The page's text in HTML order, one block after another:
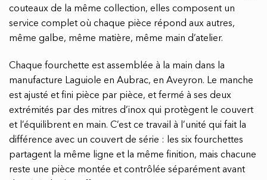
couteaux de la même collection, elles composent un
service complet où chaque pièce répond aux autres,
même galbe, même matière, même main d’atelier.
Chaque fourchette est assemblée à la main dans la
manufacture Laguiole en Aubrac, en Aveyron. Le manche
est ajusté et fini pièce par pièce, et fermé à ses deux
extrémités par des mitres d’inox qui protègent le couvert
et l’équilibrent en main. C’est ce travail à l’unité qui fait la
différence avec un couvert de série : les six fourchettes
partagent la même ligne et la même finition, mais chacune
reste une pièce montée et contrôlée séparément avant